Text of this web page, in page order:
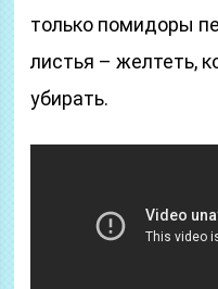
только помидоры
листья – желтеть,
убирать.